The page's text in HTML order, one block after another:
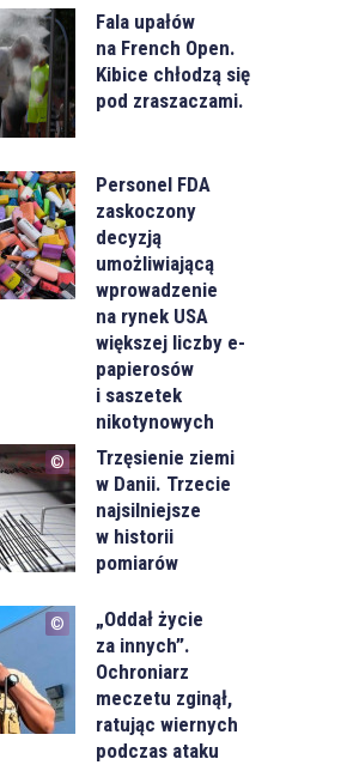
Fala upałów
na French Open.
Kibice chłodzą się
pod zraszaczami.
Personel FDA
zaskoczony
decyzją
umożliwiającą
wprowadzenie
na rynek USA
większej liczby e-
papierosów
i saszetek
nikotynowych
Trzęsienie ziemi
w Danii. Trzecie
najsilniejsze
w historii
pomiarów
„Oddał życie
za innych”.
Ochroniarz
meczetu zginął,
ratując wiernych
podczas ataku